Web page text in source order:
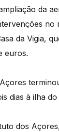
da
no
da Vigia,
euros.
dias à ilha
dos